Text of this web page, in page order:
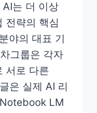
는 더 이상
전략의 핵심
야의 대표 기
그룹은 각자
서로 다른
은 실제 AI 리
LM